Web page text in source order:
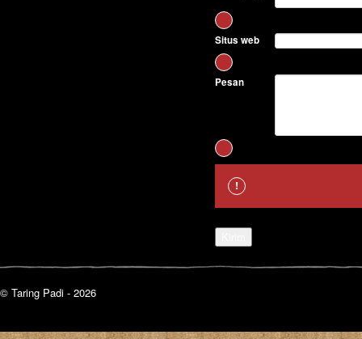
Situs web
Pesan
© Taring Padi - 2026